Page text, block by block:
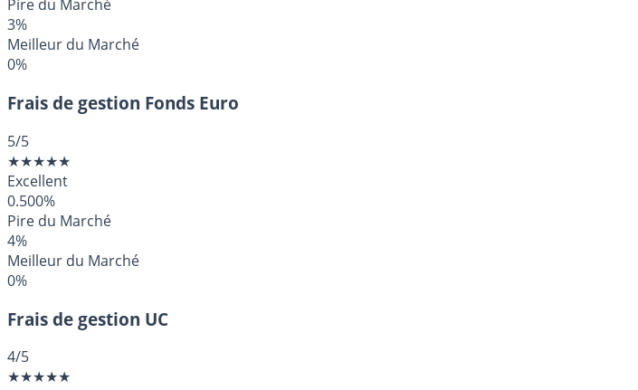
Pire du Marché
3%
Meilleur du Marché
0%
Frais de gestion Fonds Euro
5/5
★★★★★
Excellent
0.500%
Pire du Marché
4%
Meilleur du Marché
0%
Frais de gestion UC
4/5
★★★★★